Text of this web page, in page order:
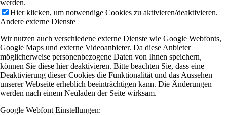
werden.
Hier klicken, um notwendige Cookies zu aktivieren/deaktivieren.
Andere externe Dienste
Wir nutzen auch verschiedene externe Dienste wie Google Webfonts,
Google Maps und externe Videoanbieter. Da diese Anbieter
möglicherweise personenbezogene Daten von Ihnen speichern,
können Sie diese hier deaktivieren. Bitte beachten Sie, dass eine
Deaktivierung dieser Cookies die Funktionalität und das Aussehen
unserer Webseite erheblich beeinträchtigen kann. Die Änderungen
werden nach einem Neuladen der Seite wirksam.
Google Webfont Einstellungen: